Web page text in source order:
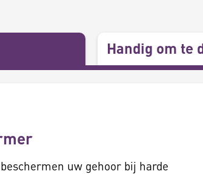
Handig om te
uw gehoor bij harde